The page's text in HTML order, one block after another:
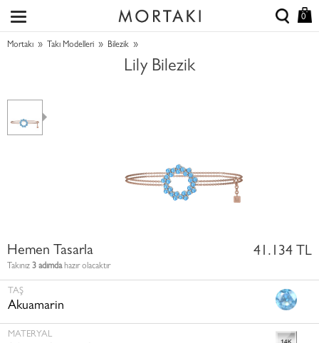
0
Mortakı » Takı Modelleri » Bilezik »
Lily Bilezik
Hemen Tasarla
Takınız 3 adımdahazır olacaktır
41.134 TL
TAŞ
Akuamarin
MATERYAL